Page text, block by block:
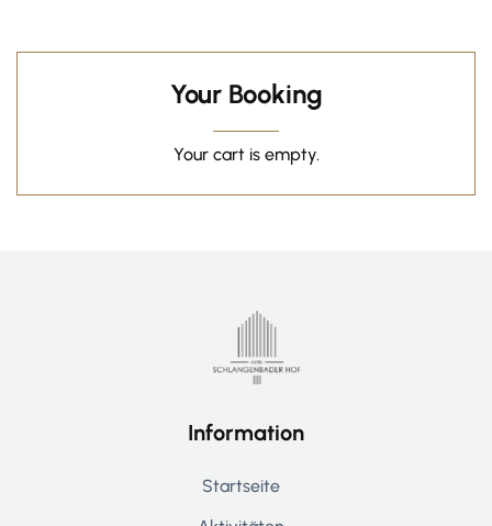
Your Booking
Your cart is empty.
Information
Startseite